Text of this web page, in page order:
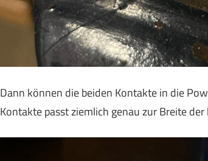
Dann können die beiden Kontakte in die
Kontakte passt ziemlich genau zur Breite